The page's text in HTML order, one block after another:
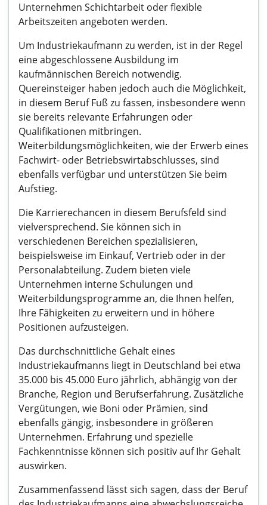
Unternehmen Schichtarbeit oder flexible
Arbeitszeiten angeboten werden.
Um Industriekaufmann zu werden, ist in der Regel
eine abgeschlossene Ausbildung im
kaufmännischen Bereich notwendig.
Quereinsteiger haben jedoch auch die Möglichkeit,
in diesem Beruf Fuß zu fassen, insbesondere wenn
sie bereits relevante Erfahrungen oder
Qualifikationen mitbringen.
Weiterbildungsmöglichkeiten, wie der Erwerb eines
Fachwirt- oder Betriebswirtabschlusses, sind
ebenfalls verfügbar und unterstützen Sie beim
Aufstieg.
Die Karrierechancen in diesem Berufsfeld sind
vielversprechend. Sie können sich in
verschiedenen Bereichen spezialisieren,
beispielsweise im Einkauf, Vertrieb oder in der
Personalabteilung. Zudem bieten viele
Unternehmen interne Schulungen und
Weiterbildungsprogramme an, die Ihnen helfen,
Ihre Fähigkeiten zu erweitern und in höhere
Positionen aufzusteigen.
Das durchschnittliche Gehalt eines
Industriekaufmanns liegt in Deutschland bei etwa
35.000 bis 45.000 Euro jährlich, abhängig von der
Branche, Region und Berufserfahrung. Zusätzliche
Vergütungen, wie Boni oder Prämien, sind
ebenfalls gängig, insbesondere in größeren
Unternehmen. Erfahrung und spezielle
Fachkenntnisse können sich positiv auf Ihr Gehalt
auswirken.
Zusammenfassend lässt sich sagen, dass der Beruf